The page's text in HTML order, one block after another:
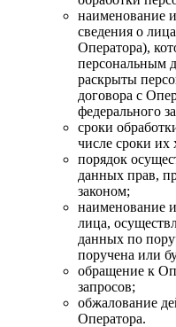
наименование
сведения о
Оператора),
персональным
раскрыты
договора с
федерального
сроки
числе сроки их
порядок
данных прав,
законом;
наименование
лица,
данных по
поручена или
обращение к
запросов;
обжалование
Оператора.